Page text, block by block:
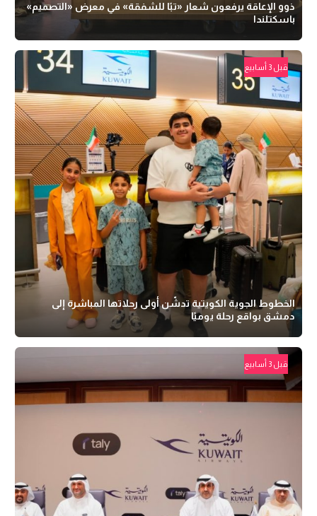
ذوو الإعاقة يرفعون شعار «تبًا للشفقة» في معرض «التصميم»
باسكتلندا
قبل 3 أسابيع
الخطوط الجوية الكويتية تدشّن أولى رحلاتها المباشرة إلى
دمشق بواقع رحلة يوميًا
قبل 3 أسابيع